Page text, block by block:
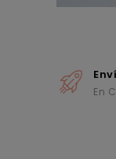
En